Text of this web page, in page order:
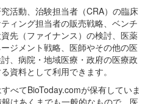
活動、治験担当者（CRA）の臨床
ィング担当者の販売戦略、ベンチ
先（ファイナンス）の検討、医薬
ジメント戦略、医師やその他の医
、病院・地域医療・政府の医療政
資料として利用できます。
べてBioToday.comが保有していま